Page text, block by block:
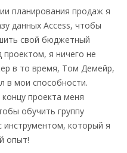
планирования продаж я
данных Access, чтобы
свой бюджетный
проектом, я ничего не
в то время, Том Демейр,
в мои способности.
проекта меня
обучить группу
который я
опыт!